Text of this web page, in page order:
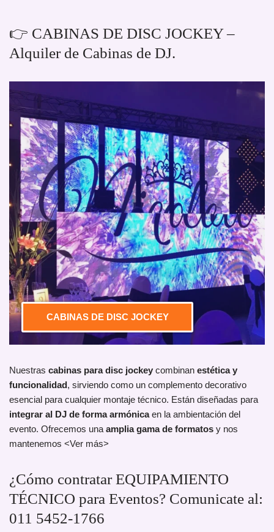
👉 CABINAS DE DISC JOCKEY –
Alquiler de Cabinas de DJ.
CABINAS DE DISC JOCKEY
Nuestras cabinas para disc jockey combinan estética y
funcionalidad, sirviendo como un complemento decorativo
esencial para cualquier montaje técnico. Están diseñadas para
integrar al DJ de forma armónicaen la ambientación del
evento. Ofrecemos una amplia gama de formatos y nos
mantenemos <Ver más>
¿Cómo contratar EQUIPAMIENTO
TÉCNICO para Eventos? Comunicate al:
011 5452-1766